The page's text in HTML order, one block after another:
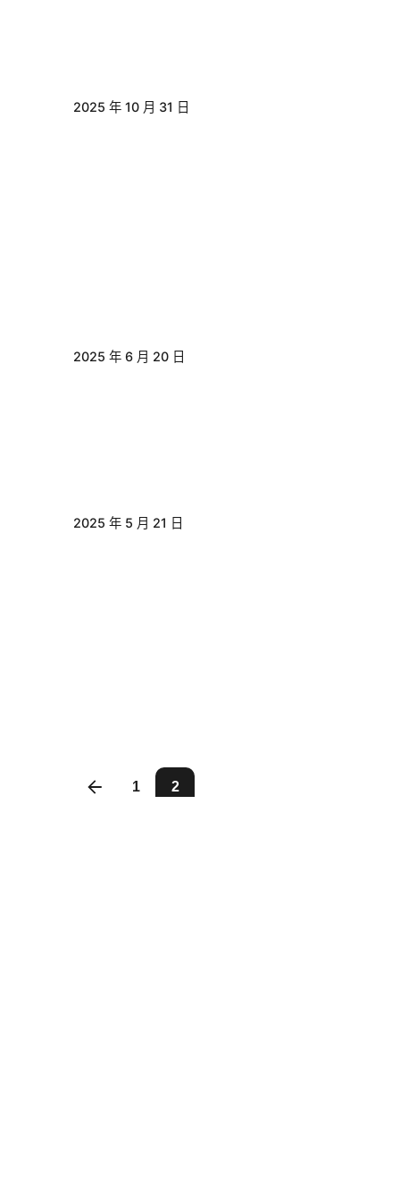
2025 年 10 月 31 日
2025 年 6 月 20 日
2025 年 5 月 21 日
1 2